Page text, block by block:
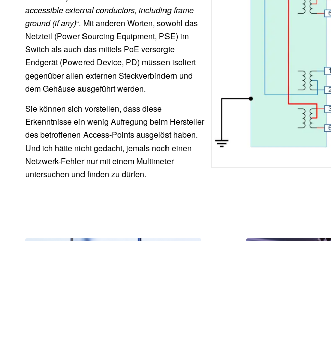
accessible external conductors, including frame
ground (if any)“. Mit anderen Worten, sowohl das
Netzteil (Power Sourcing Equipment, PSE) im
Switch als auch das mittels PoE versorgte
Endgerät (Powered Device, PD) müssen isoliert
gegenüber allen externen Steckverbindern und
dem Gehäuse ausgeführt werden.
Sie können sich vorstellen, dass diese
Erkenntnisse ein wenig Aufregung beim Hersteller
des betroffenen Access-Points ausgelöst haben.
Und ich hätte nicht gedacht, jemals noch einen
Netzwerk-Fehler nur mit einem Multimeter
untersuchen und finden zu dürfen.